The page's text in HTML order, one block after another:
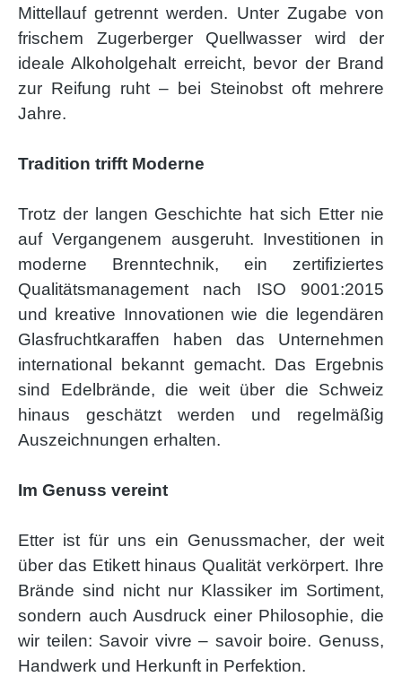
Mittellauf getrennt werden. Unter Zugabe von
frischem Zugerberger Quellwasser wird der
ideale Alkoholgehalt erreicht, bevor der Brand
zur Reifung ruht – bei Steinobst oft mehrere
Jahre.
Tradition trifft Moderne
Trotz der langen Geschichte hat sich Etter nie
auf Vergangenem ausgeruht. Investitionen in
moderne Brenntechnik, ein zertifiziertes
Qualitätsmanagement nach ISO 9001:2015
und kreative Innovationen wie die legendären
Glasfruchtkaraffen haben das Unternehmen
international bekannt gemacht. Das Ergebnis
sind Edelbrände, die weit über die Schweiz
hinaus geschätzt werden und regelmäßig
Auszeichnungen erhalten.
Im Genuss vereint
Etter ist für uns ein Genussmacher, der weit
über das Etikett hinaus Qualität verkörpert. Ihre
Brände sind nicht nur Klassiker im Sortiment,
sondern auch Ausdruck einer Philosophie, die
wir teilen: Savoir vivre – savoir boire. Genuss,
Handwerk und Herkunft in Perfektion.